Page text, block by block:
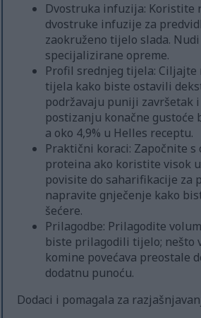
Dvostruka infuzija: Koristite
dvostruke infuzije za
zaokruženo tijelo slada.
specijalizirane opreme.
Profil srednjeg tijela: Ciljajte
tijela kako biste ostavili
podržavaju puniji završetak
postizanju konačne gustoće
a oko 4,9% u Helles receptu.
Praktični koraci: Započnite s
proteina ako koristite visok
povisite do saharifikacije za
napravite gnječenje kako
šećere.
Prilagodbe: Prilagodite
biste prilagodili tijelo; nešto
komine povećava preostale
dodatnu punoću.
Dodaci i pomagala za